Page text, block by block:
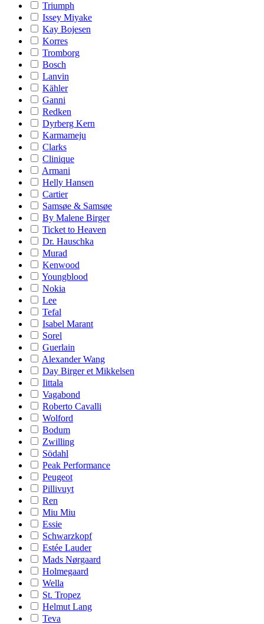
Triumph
Issey Miyake
Kay Bojesen
Korres
Tromborg
Bosch
Lanvin
Kähler
Ganni
Redken
Dyrberg Kern
Karmameju
Clarks
Clinique
Armani
Helly Hansen
Cartier
Samsøe & Samsøe
By Malene Birger
Ticket to Heaven
Dr. Hauschka
Murad
Kenwood
Youngblood
Nokia
Lee
Tefal
Isabel Marant
Sorel
Guerlain
Alexander Wang
Day Birger et Mikkelsen
Iittala
Vagabond
Roberto Cavalli
Wolford
Bodum
Zwilling
Södahl
Peak Performance
Peugeot
Pillivuyt
Ren
Miu Miu
Essie
Schwarzkopf
Estée Lauder
Mads Nørgaard
Holmegaard
Wella
St. Tropez
Helmut Lang
Teva